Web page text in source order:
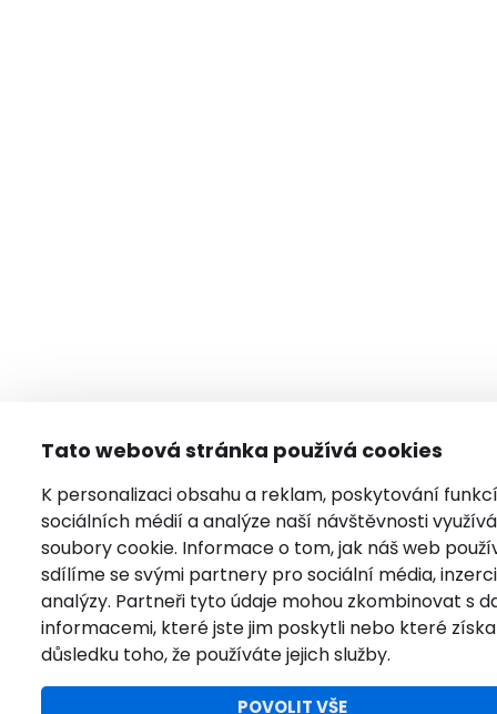
Tato webová stránka používá cookies
K personalizaci obsahu a reklam, poskytování funkcí
sociálních médií a analýze naší návštěvnosti
soubory cookie. Informace o tom, jak náš web
sdílíme se svými partnery pro sociální média,
analýzy. Partneři tyto údaje mohou zkombinovat s
informacemi, které jste jim poskytli nebo které
důsledku toho, že používáte jejich služby.
POVOLIT VŠE